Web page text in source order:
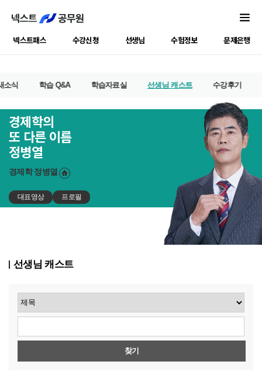
넥스트패스 수강신청 선생님 수험정보 문제은행
소식 학습 Q&A 학습자료실 선생님 캐스트 수강후기
경제학의
또 다른 이름
정병열
경제학정병열
대표영상 프로필
선생님 캐스트
찾기